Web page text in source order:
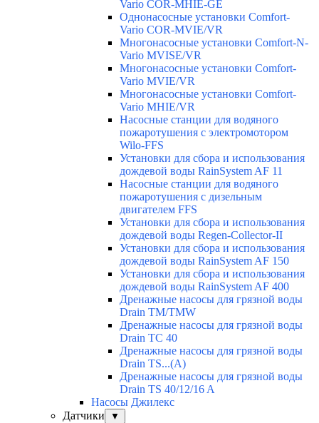
Vario COR-MHIE-GE
Однонасосные установки Comfort-
Vario COR-MVIE/VR
Многонасосные установки Comfort-N-
Vario MVISE/VR
Многонасосные установки Comfort-
Vario MVIE/VR
Многонасосные установки Comfort-
Vario MHIE/VR
Насосные станции для водяного
пожаротушения с электромотором
Wilo-FFS
Установки для сбора и использования
дождевой воды RainSystem AF 11
Насосные станции для водяного
пожаротушения с дизельным
двигателем FFS
Установки для сбора и использования
дождевой воды Regen-Collector-II
Установки для сбора и использования
дождевой воды RainSystem AF 150
Установки для сбора и использования
дождевой воды RainSystem AF 400
Дренажные насосы для грязной воды
Drain TM/TMW
Дренажные насосы для грязной воды
Drain TC 40
Дренажные насосы для грязной воды
Drain TS...(A)
Дренажные насосы для грязной воды
Drain TS 40/12/16 A
Насосы Джилекс
Датчики
▼